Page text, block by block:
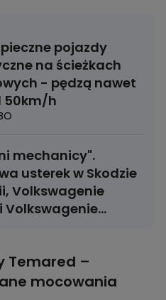
pojazdy
na ścieżkach
- pędzą nawet
50km/h
mechanicy".
usterek w Skodzie
Volkswagenie
Volkswagenie
Temared –
mocowania